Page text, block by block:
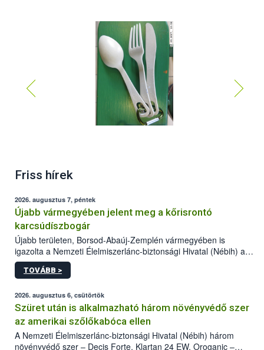
Friss hírek
2026. augusztus 7, péntek
Újabb vármegyében jelent meg a kőrisrontó
karcsúdíszbogár
Újabb területen, Borsod-Abaúj-Zemplén vármegyében is
igazolta a Nemzeti Élelmiszerlánc-biztonsági Hivatal (Nébih) a
kőrisrontó karcsúdíszbogár (Agrilus planipennis) jelenlétét. A
kártevőt nem csak színcsapdában találták meg, de már fertőzött
az intenzív felderítést, emellett az intézkedéseket a szlovák
hatósággal is összehangolják a terjedés megállítása érdekében.
TOVÁBB >
2026. augusztus 6, csütörtök
Szüret után is alkalmazható három növényvédő szer
az amerikai szőlőkabóca ellen
A Nemzeti Élelmiszerlánc-biztonsági Hivatal (Nébih) három
növényvédő szer – Decis Forte, Klartan 24 EW, Oroganic –